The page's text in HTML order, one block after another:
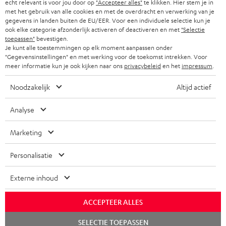
f
BLUETOOTH KOPTELEFOONS
COMPLETE SETS
SPEAKERS
ULTIMA
IN-EAR
FANSHOP
NIEUWKOMERS
NEWSLETTER
STORES
TEUFEL VOORDELEN
KADOBON
BELGIË
FRANKRIJK
POLEN
ITALIË
USA
ANDERE LANDEN
'Kennelijke' (typ)fouten voorbehouden. De op de foto's afgebeelde
accessoires zijn niet bij de levering inbegrepen. Eventuele
©2026 Lautsprecher Teufel GmbH - All rights reserved.
Disclaimer Algemene voorwaarden
echt relevant is voor jou door op "Accepteer alles"te klikken. Hier stem je in
met het gebruik van alle cookies en met de overdracht en verwerking van je
gegevens in landen buiten de EU/EER. Voor een individuele selectie kun je
ook elke categorie afzonderlijk activeren of deactiveren en met "Selectie
toepassen" bevestigen.
Je kunt alle toestemmingen op elk moment aanpassen onder
"Gegevensinstellingen" en met werking voor de toekomst intrekken. Voor
meer informatie kun je ook kijken naar ons privacybeleiden het impressum
Noodzakelijk Altijd actief
Analyse
Marketing
Personalisatie
Externe inhoud
ACCEPTEER ALLES
SELECTIE TOEPASSEN